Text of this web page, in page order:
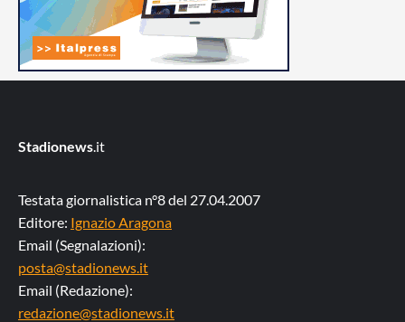
Stadionews.it
Testata giornalistica n°8 del 27.04.2007
Editore: Ignazio Aragona
Email (Segnalazioni):
posta@stadionews.it
Email (Redazione):
redazione@stadionews.it